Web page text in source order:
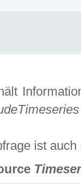
ist auch